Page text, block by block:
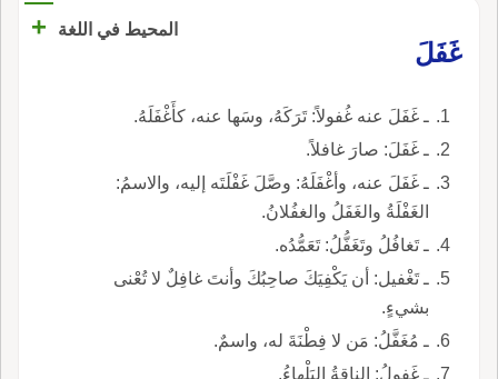
المحيط في اللغة
+
غَفَلَ
ـ غَفَلَ عنه غُفولاً: تَرَكَهُ، وسَها عنه، كأَغْفَلَهُ.
ـ غَفَلَ: صارَ غافلاً.
ـ غَفَلَ عنه، وأغْفَلَهُ: وصَّلَ غَفْلَتَه إليه، والاسمُ:
الغَفْلَةُ والغَفَلُ والغفُلانُ.
ـ تَغافُلُ وتَغَفُّلُ: تَعَمُّدُه.
ـ تَغْفيل: أن يَكْفِيَكَ صاحِبُكَ وأنتَ غافِلٌ لا تُعْنى
بشيءٍ.
ـ مُغَفَّلُ: مَن لا فِطْنَةَ له، واسمٌ.
ـ غَفولُ: الناقةُ البَلْهاءُ.